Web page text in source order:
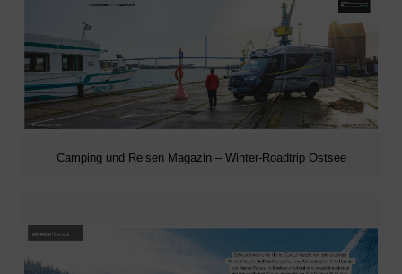
Camping und Reisen Magazin – Winter-Roadtrip Ostsee